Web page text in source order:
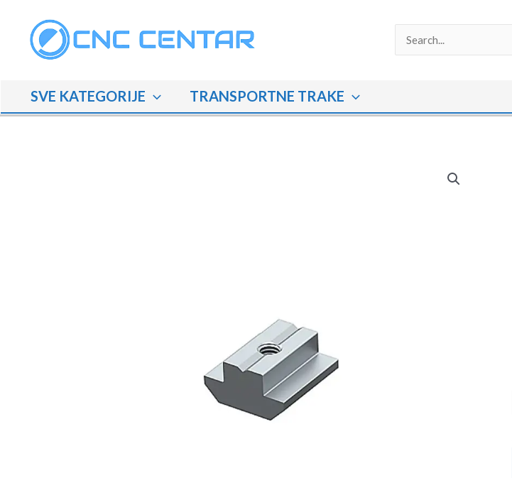
content
Search
SVE KATEGORIJE TRANSPORTNE TRAKE